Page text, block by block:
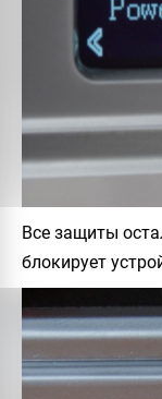
Все защиты
блокирует